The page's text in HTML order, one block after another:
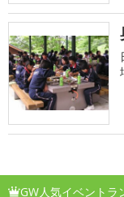
GW人気イベントラ